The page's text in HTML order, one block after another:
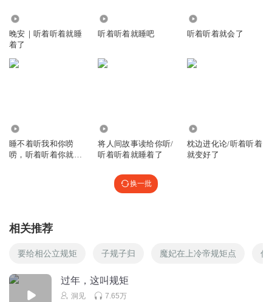
晚安｜听着听着就睡
着了
听着听着就睡吧 听着听着就会了
睡不着听我和你唠
唠，听着听着你就睡
将人间故事读给你听/
听着听着就睡着了
枕边进化论/听着听着
就变好了
换一批
相关推荐
要给相公立规矩 子规子归 魔妃在上冷帝规矩点 你
过年，这叫规矩
洞见 7.65万